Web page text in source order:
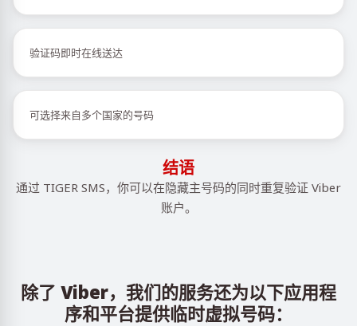
验证码即时在线送达
可选择来自多个国家的号码
结语
通过 TIGER SMS，你可以在隐藏主号码的同时重复验证 Viber
账户。
除了 Viber，我们的服务还为以下应用程
序和平台提供临时虚拟号码：